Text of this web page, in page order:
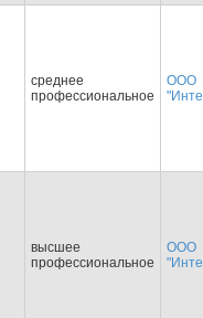
среднее
профессиональное
ООО
высшее
профессиональное
ООО